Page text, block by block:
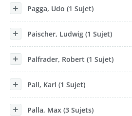
Pagga, Udo (1 Sujet)
Paischer, Ludwig (1 Sujet)
Palfrader, Robert (1 Sujet)
Pall, Karl (1 Sujet)
Palla, Max (3 Sujets)